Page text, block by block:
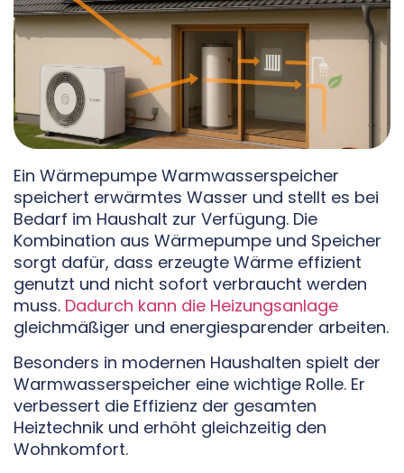
Ein Wärmepumpe Warmwasserspeicher
speichert erwärmtes Wasser und stellt es bei
Bedarf im Haushalt zur Verfügung. Die
Kombination aus Wärmepumpe und Speicher
sorgt dafür, dass erzeugte Wärme effizient
genutzt und nicht sofort verbraucht werden
muss. Dadurch kann die Heizungsanlage
gleichmäßiger und energiesparender arbeiten.
Besonders in modernen Haushalten spielt der
Warmwasserspeicher eine wichtige Rolle. Er
verbessert die Effizienz der gesamten
Heiztechnik und erhöht gleichzeitig den
Wohnkomfort.